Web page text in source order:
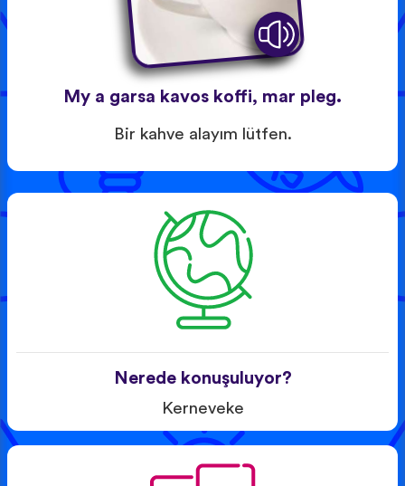
My a garsa kavos koffi, mar pleg.
Bir kahve alayım lütfen.
Nerede konuşuluyor?
Kerneveke